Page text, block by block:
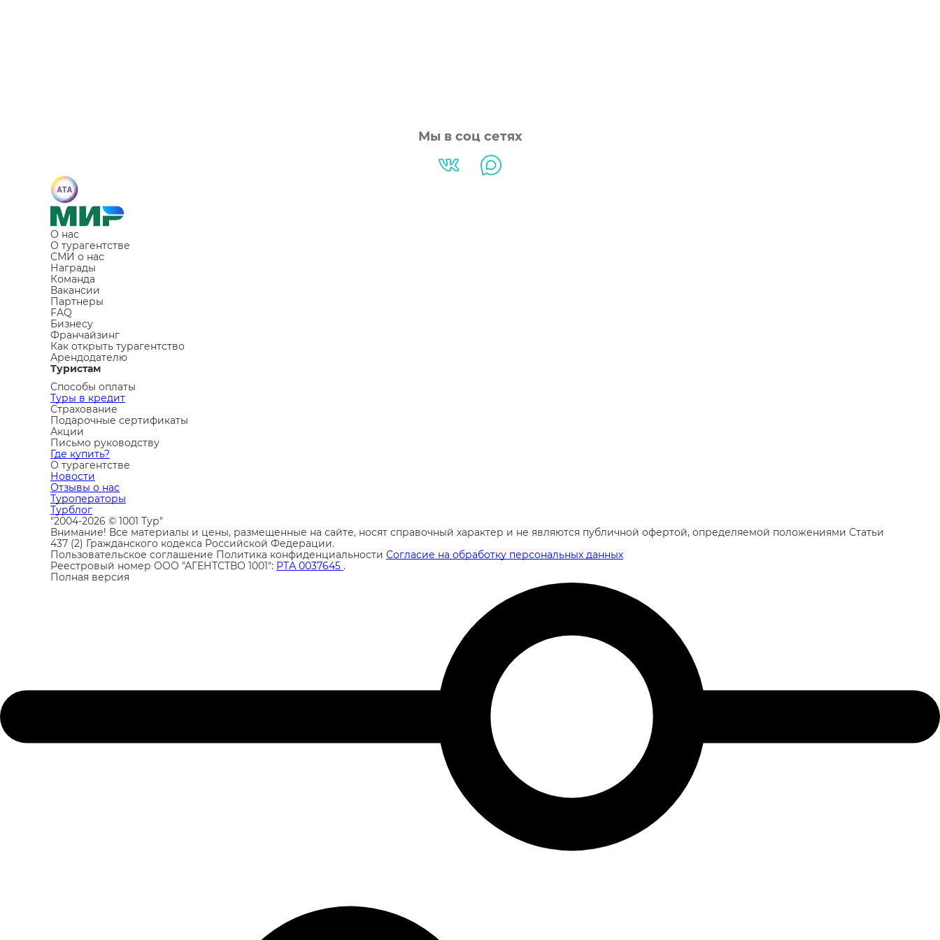
Мы в соц сетях
О нас
О турагентстве
СМИ о нас
Награды
Команда
Вакансии
Партнеры
FAQ
Бизнесу
Франчайзинг
Как открыть турагентство
Арендодателю
Туристам
Способы оплаты
Туры в кредит
Страхование
Подарочные сертификаты
Акции
Письмо руководству
Где купить?
О турагентстве
Новости
Отзывы о нас
Туроператоры
Турблог
"2004-2026 © 1001 Тур"
Внимание! Все материалы и цены, размещенные на сайте, носят справочный характер и не являются публичной офертой, определяемой положениями Статьи
437 (2) Гражданского кодекса Российской Федерации.
Пользовательское соглашение Политика конфиденциальности Согласие на обработку персональных данных
Реестровый номер ООО "АГЕНТСТВО 1001": РТА 0037645 .
Полная версия